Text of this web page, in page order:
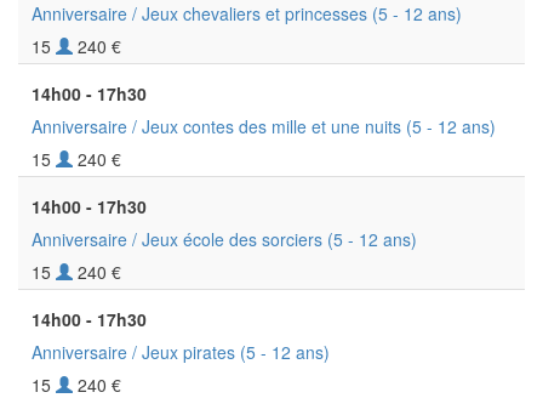
Anniversaire / Jeux chevaliers et princesses (5 - 12 ans)
15
240 €
14h00 - 17h30
Anniversaire / Jeux contes des mille et une nuits (5 - 12 ans)
15
240 €
14h00 - 17h30
Anniversaire / Jeux école des sorciers (5 - 12 ans)
15
240 €
14h00 - 17h30
Anniversaire / Jeux pirates (5 - 12 ans)
15
240 €